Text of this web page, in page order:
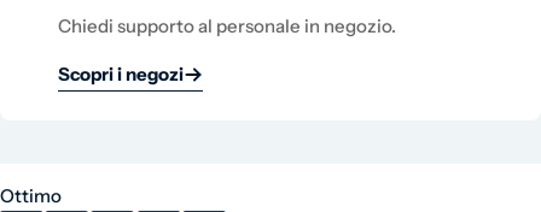
Chiedi supporto al personale in negozio.
Scopri i negozi
Ottimo